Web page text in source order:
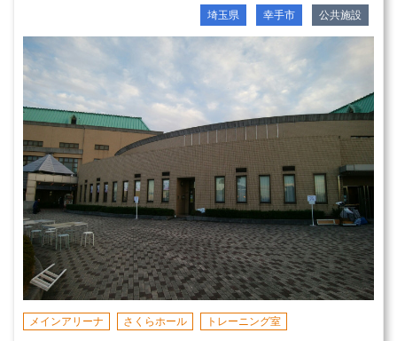
埼玉県 幸手市 公共施設
メインアリーナ さくらホール トレーニング室